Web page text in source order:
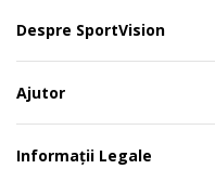
Despre SportVision
Ajutor
Informații Legale